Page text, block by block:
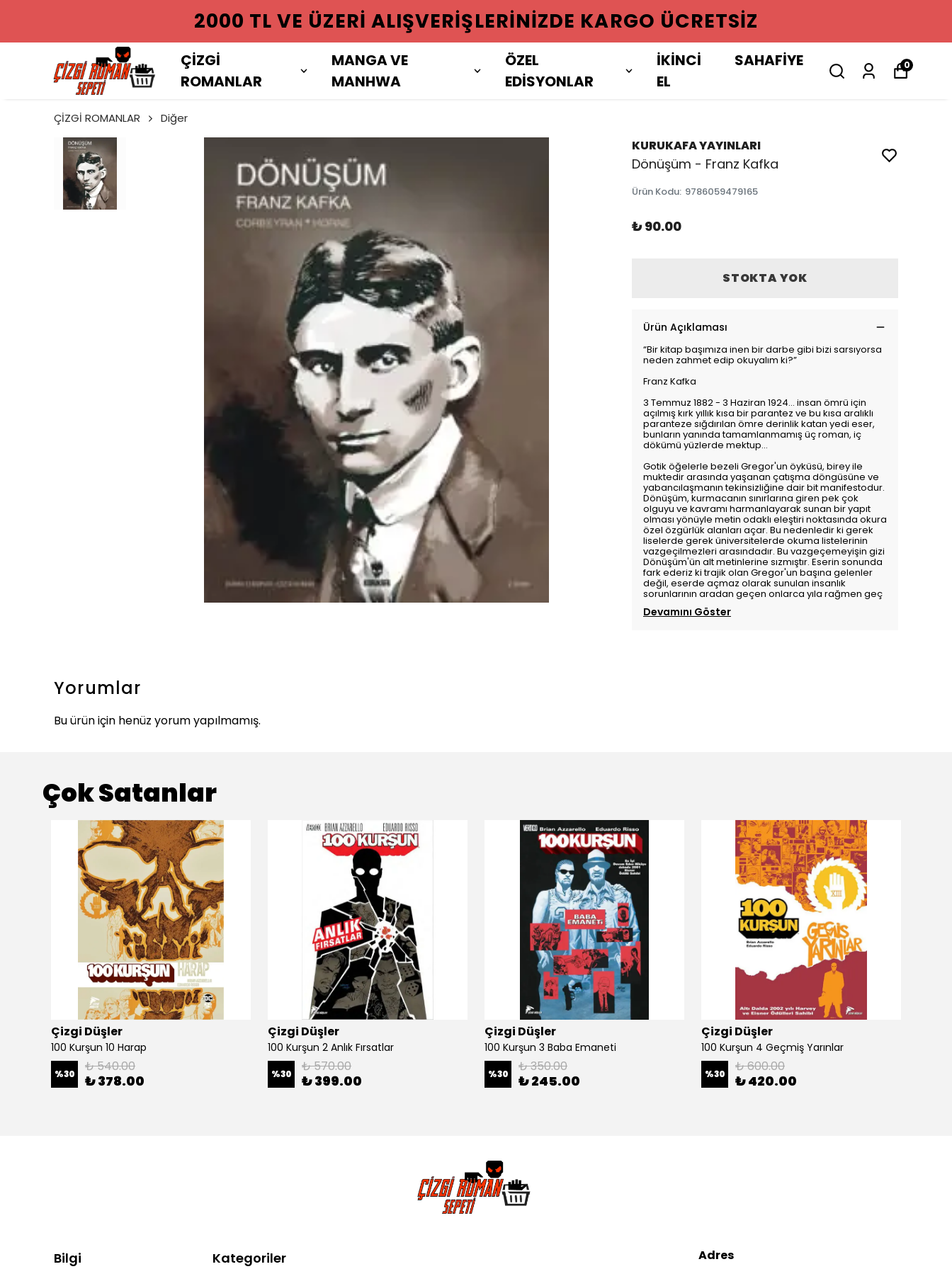
2000 TL VE ÜZERI ALIŞVERIŞLERINIZDE KARGO ÜCRETSIZ
ÇİZGİ
ROMANLAR
MANGA VE
MANHWA
ÖZEL
EDİSYONLAR
İKİNCİ
EL
SAHAFİYE 0
ÇİZGİ ROMANLAR Diğer
KURUKAFA YAYINLARI
Dönüşüm - Franz Kafka
Ürün Kodu: 9786059479165
₺ 90.00
STOKTA YOK
Ürün Açıklaması
“Bir kitap başımıza inen bir darbe gibi bizi sarsıyorsa
neden zahmet edip okuyalım ki?”
Franz Kafka
3 Temmuz 1882 - 3 Haziran 1924… insan ömrü için
açılmış kırk yıllık kısa bir parantez ve bu kısa aralıklı
paranteze sığdırılan ömre derinlik katan yedi eser,
bunların yanında tamamlanmamış üç roman, iç
dökümü yüzlerde mektup…
Gotik öğelerle bezeli Gregor'un öyküsü, birey ile
muktedir arasında yaşanan çatışma döngüsüne ve
yabancılaşmanın tekinsizliğine dair bit manifestodur.
Dönüşüm, kurmacanın sınırlarına giren pek çok
olguyu ve kavramı harmanlayarak sunan bir yapıt
olması yönüyle metin odaklı eleştiri noktasında okura
özel özgürlük alanları açar. Bu nedenledir ki gerek
liselerde gerek üniversitelerde okuma listelerinin
vazgeçilmezleri arasındadır. Bu vazgeçemeyişin gizi
Dönüşüm'ün alt metinlerine sızmıştır. Eserin sonunda
fark ederiz ki trajik olan Gregor'un başına gelenler
değil, eserde açmaz olarak sunulan insanlık
sorunlarının aradan geçen onlarca yıla rağmen geç
Devamını Göster
Yorumlar
Bu ürün için henüz yorum yapılmamış.
Çok Satanlar
Çizgi Düşler
100 Kurşun 10 Harap
%30 ₺ 540.00
₺ 378.00
Çizgi Düşler
100 Kurşun 2 Anlık Fırsatlar
%30 ₺ 570.00
₺ 399.00
Çizgi Düşler
100 Kurşun 3 Baba Emaneti
%30 ₺ 350.00
₺ 245.00
Çizgi Düşler
100 Kurşun 4 Geçmiş Yarınlar
%30 ₺ 600.00
₺ 420.00
Bilgi Kategoriler Adres